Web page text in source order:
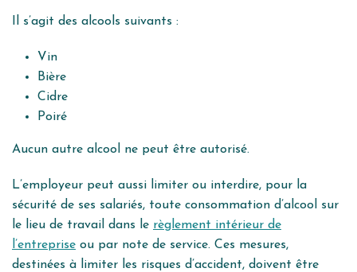
Il s’agit des alcools suivants :
Vin
Bière
Cidre
Poiré
Aucun autre alcool ne peut être autorisé.
L’employeur peut aussi limiter ou interdire, pour la
sécurité de ses salariés, toute consommation d’alcool sur
le lieu de travail dans le règlement intérieur de
l’entreprise ou par note de service. Ces mesures,
destinées à limiter les risques d’accident, doivent être